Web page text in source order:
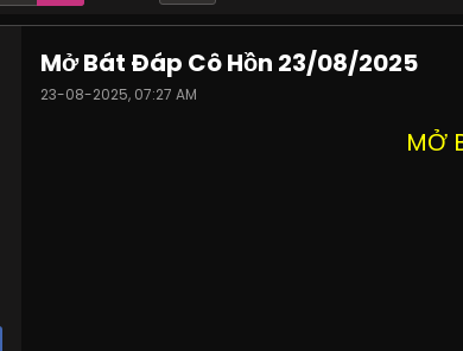
Mở Bát Đáp Cô Hồn 23/08/2025
23-08-2025, 07:27 AM
MỞ